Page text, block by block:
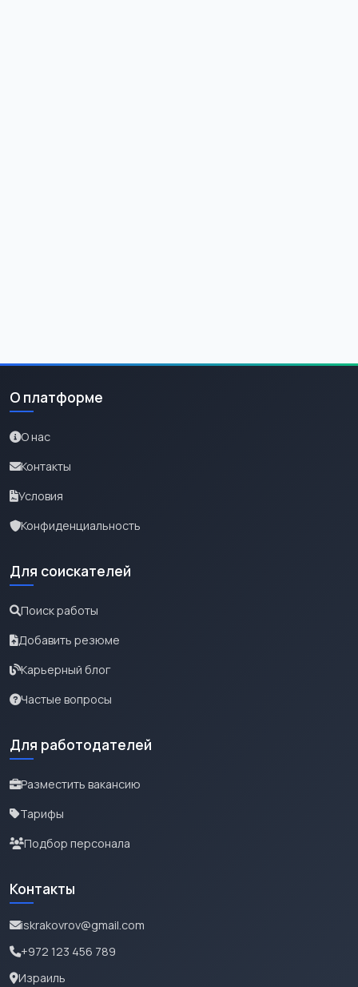
О платформе
О нас
Контакты
Условия
Конфиденциальность
Для соискателей
Поиск работы
Добавить резюме
Карьерный блог
Частые вопросы
Для работодателей
Разместить вакансию
Тарифы
Подбор персонала
Контакты
iskrakovrov@gmail.com
+972 123 456 789
Израиль